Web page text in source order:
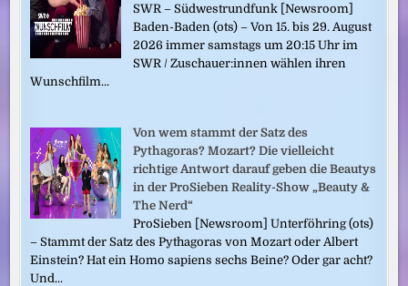
SWR – Südwestrundfunk [Newsroom]
Baden-Baden (ots) – Von 15. bis 29. August
2026 immer samstags um 20:15 Uhr im
SWR / Zuschauer:innen wählen ihren
Wunschfilm...
Von wem stammt der Satz des
Pythagoras? Mozart? Die vielleicht
richtige Antwort darauf geben die Beautys
in der ProSieben Reality-Show „Beauty &
The Nerd“
ProSieben [Newsroom] Unterföhring (ots)
– Stammt der Satz des Pythagoras von Mozart oder Albert
Einstein? Hat ein Homo sapiens sechs Beine? Oder gar acht?
Und...